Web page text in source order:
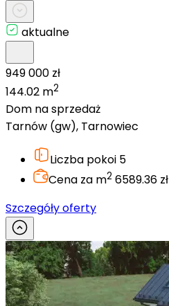
aktualne
949 000 zł
144.02 m2
Dom na sprzedaż
Tarnów (gw), Tarnowiec
Liczba pokoi 5
Cena za m2 6589.36 zł
Szczegóły oferty